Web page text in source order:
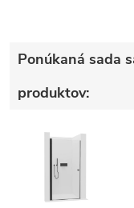
Ponúkaná sada
produktov: